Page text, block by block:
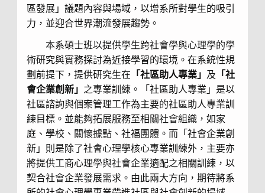
區發展」議題內容與場域，以增系所對學生的吸引
力，並迎合世界潮流發展趨勢。
本系碩士班以提供學生跨社會學與心理學的學
術研究與實務探討為近接學習的環境。在系統性規
劃前提下，提供研究生在 「社區助人專業」 及 「社
會企業創新」 之專業訓練。「社區助人專業」是以
社區諮詢與個案管理工作為主要的社區助人專業訓
練目標。並能夠拓展服務至相關社會組織，如家
庭、學校、關懷據點、社福團體。而「社會企業創
新」則是除了社會心理學核心專業訓練外，主要亦
將提供工商心理學與社會企業適配之相關訓練，以
契合社會企業發展需求。由此兩大方向，期待將系